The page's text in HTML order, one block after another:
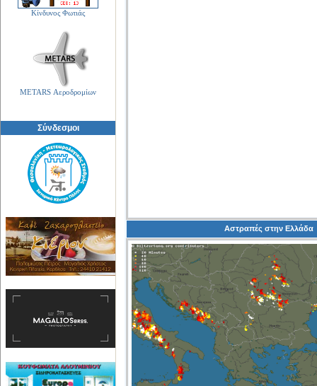
Κίνδυνος Φωτιάς
METARS Αεροδρομίων
Σύνδεσμοι
Αστραπές στην Ελλάδα